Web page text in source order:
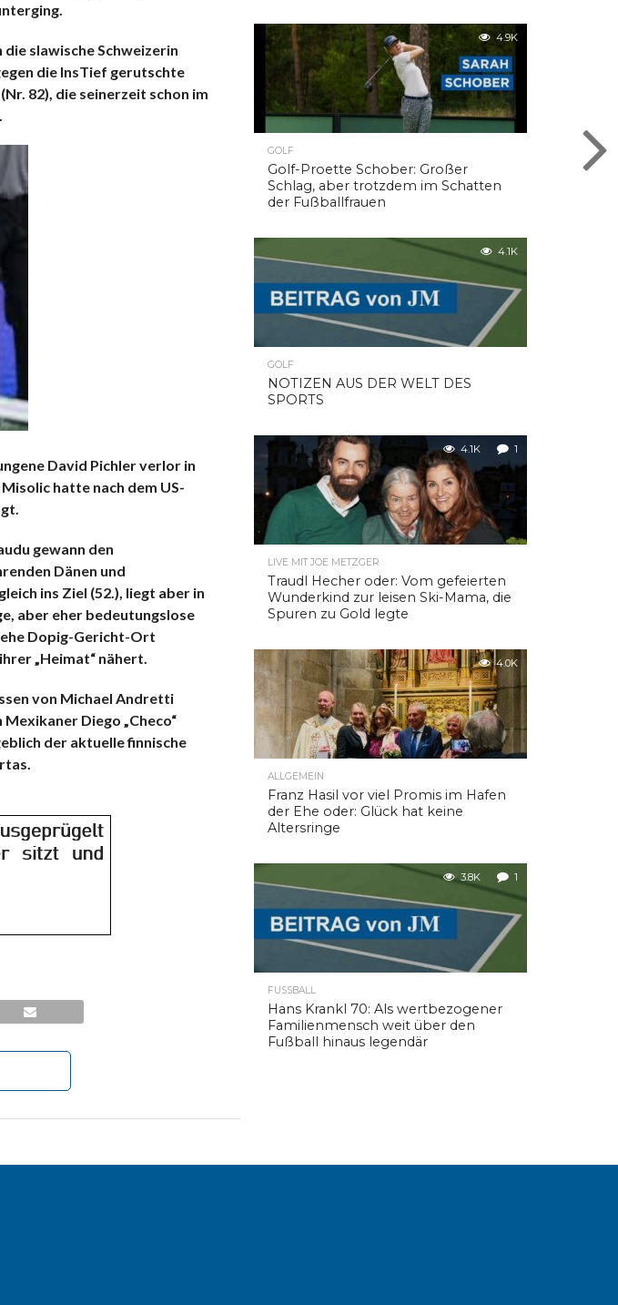
die slawische Schweizerin
die lnsTief gerutschte
82), die seinerzeit schon im
David Pichler verlor in
hatte nach dem US-
gewann den
Dänen und
ins Ziel (52.), liegt aber in
aber eher bedeutungslose
Dopig-Gericht-Ort
„Heimat“ nähert.
von Michael Andretti
Diego „Checo“
der aktuelle finnische
4.9K
GOLF
Golf-Proette Schober: Großer
Schlag, aber trotzdem im Schatten
der Fußballfrauen
4.1K
GOLF
NOTIZEN AUS DER WELT DES
SPORTS
4.1K 1
LIVE MIT JOE METZGER
Traudl Hecher oder: Vom gefeierten
Wunderkind zur leisen Ski-Mama, die
Spuren zu Gold legte
4.0K
ALLGEMEIN
Franz Hasil vor viel Promis im Hafen
der Ehe oder: Glück hat keine
Altersringe
3.8K 1
FUSSBALL
Hans Krankl 70: Als wertbezogener
Familienmensch weit über den
Fußball hinaus legendär